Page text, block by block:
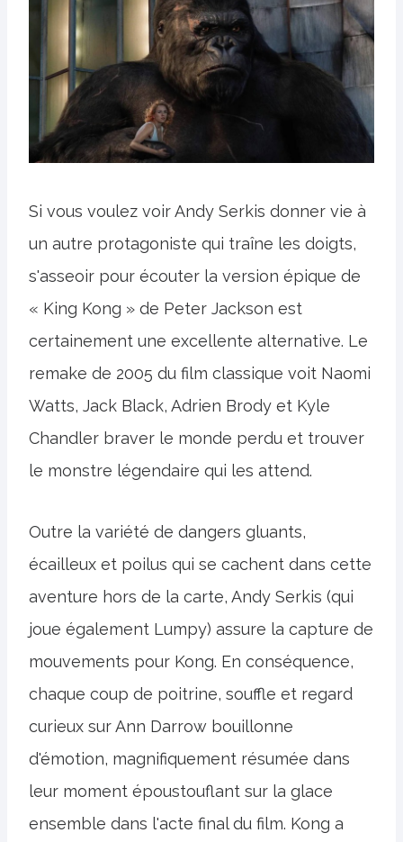
Si vous voulez voir Andy Serkis donner vie à
un autre protagoniste qui traîne les doigts,
s'asseoir pour écouter la version épique de
« King Kong » de Peter Jackson est
certainement une excellente alternative. Le
remake de 2005 du film classique voit Naomi
Watts, Jack Black, Adrien Brody et Kyle
Chandler braver le monde perdu et trouver
le monstre légendaire qui les attend.
Outre la variété de dangers gluants,
écailleux et poilus qui se cachent dans cette
aventure hors de la carte, Andy Serkis (qui
joue également Lumpy) assure la capture de
mouvements pour Kong. En conséquence,
chaque coup de poitrine, souffle et regard
curieux sur Ann Darrow bouillonne
d'émotion, magnifiquement résumée dans
leur moment époustouflant sur la glace
ensemble dans l'acte final du film. Kong a